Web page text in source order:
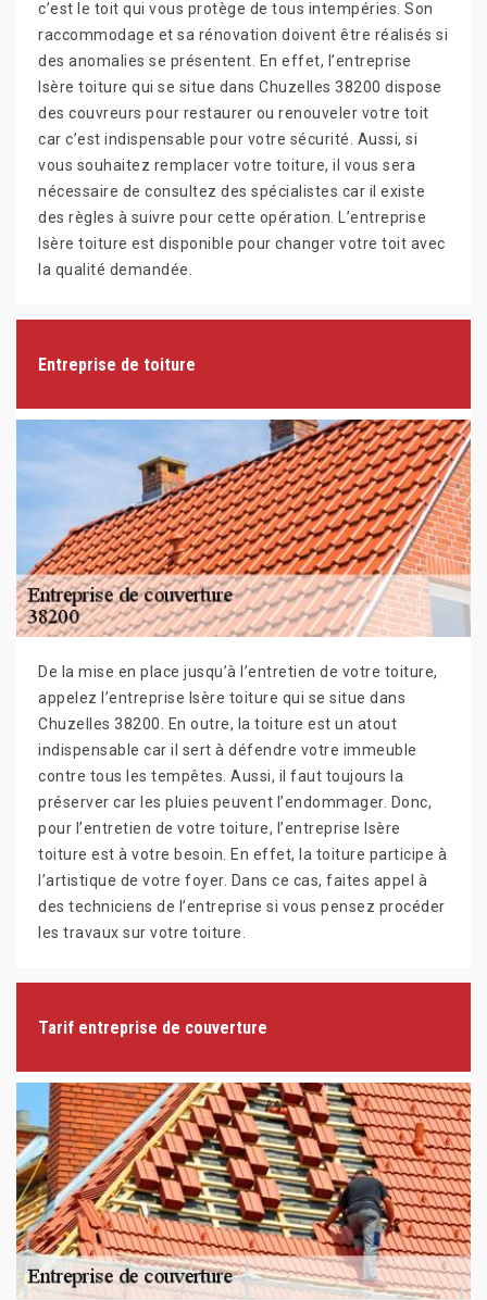
c’est le toit qui vous protège de tous intempéries. Son
raccommodage et sa rénovation doivent être réalisés si
des anomalies se présentent. En effet, l’entreprise
Isère toiture qui se situe dans Chuzelles 38200 dispose
des couvreurs pour restaurer ou renouveler votre toit
car c’est indispensable pour votre sécurité. Aussi, si
vous souhaitez remplacer votre toiture, il vous sera
nécessaire de consultez des spécialistes car il existe
des règles à suivre pour cette opération. L’entreprise
Isère toiture est disponible pour changer votre toit avec
la qualité demandée.
Entreprise de toiture
De la mise en place jusqu’à l’entretien de votre toiture,
appelez l’entreprise Isère toiture qui se situe dans
Chuzelles 38200. En outre, la toiture est un atout
indispensable car il sert à défendre votre immeuble
contre tous les tempêtes. Aussi, il faut toujours la
préserver car les pluies peuvent l’endommager. Donc,
pour l’entretien de votre toiture, l’entreprise Isère
toiture est à votre besoin. En effet, la toiture participe à
l’artistique de votre foyer. Dans ce cas, faites appel à
des techniciens de l’entreprise si vous pensez procéder
les travaux sur votre toiture.
Tarif entreprise de couverture